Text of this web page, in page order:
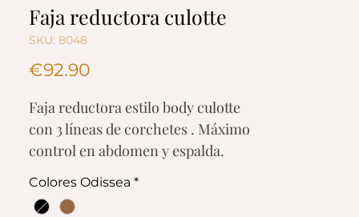
Faja reductora culotte
SKU: 8048
€92.90
Faja reductora estilo body culotte
con 3 líneas de corchetes . Máximo
control en abdomen y espalda.
Moldea y estiliza la figura,
mejora la postura y levanta busto.
Colores Odissea *